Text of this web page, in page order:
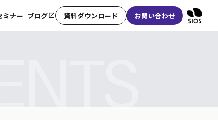
ミナー ブログopen_in_new 資料ダウンロード お問い合わせ